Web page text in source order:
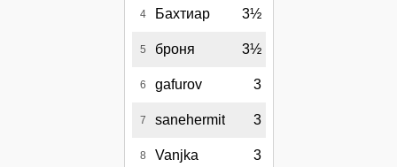
4 Бахтиар 3½
5 броня 3½
6 gafurov 3
7 sanehermit 3
8 Vanjka 3